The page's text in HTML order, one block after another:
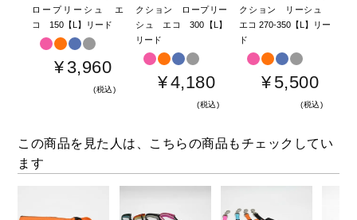
ロープリーシュ エ
コ 150【L】リード
¥ 3,960
税込
クション ロープリー
シュ エコ 300【L】
リード
¥4,180
税込
クション リーシュ
エコ 270-350【L】リー
ド
¥ 5,500
税込
この商品を見た人は、こちらの商品もチェックしてい
ます